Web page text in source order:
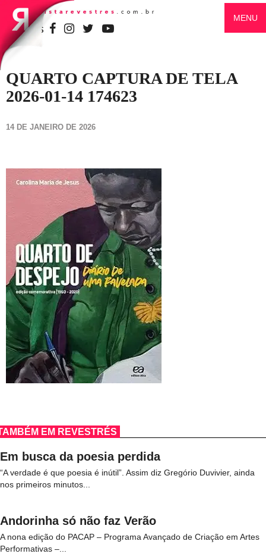
SIGA-NOS
MENU
QUARTO CAPTURA DE TELA
2026-01-14 174623
14 DE JANEIRO DE 2026
EM REVESTRÉS
Em busca da poesia perdida
“A verdade é que poesia é inútil”. Assim diz Gregório Duvivier, ainda
nos primeiros minutos...
Andorinha só não faz Verão
A nona edição do PACAP – Programa Avançado de Criação em Artes
Performativas –...